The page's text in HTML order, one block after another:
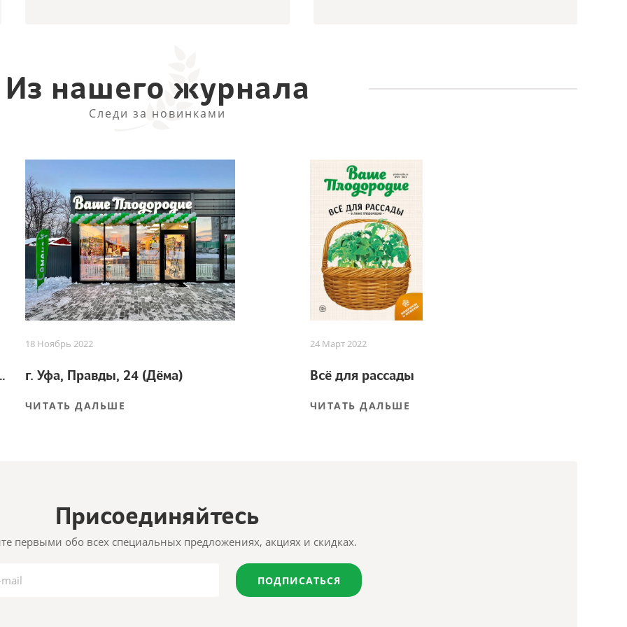
Из нашего журнала
Следи за новинками
урожая
18 Ноябрь 2022
г. Уфа, Правды, 24 (Дёма)
ЧИТАТЬ ДАЛЬШЕ
24 Март 2022
Всё для рассады
ЧИТАТЬ ДАЛЬШЕ
Присоединяйтесь
первыми обо всех специальных предложениях, акциях и скидках.
ПОДПИСАТЬСЯ